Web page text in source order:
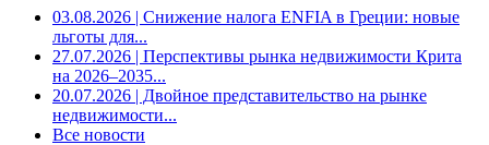
03.08.2026 | Снижение налога ENFIA в Греции: новые
льготы для...
27.07.2026 | Перспективы рынка недвижимости Крита
на 2026–2035...
20.07.2026 | Двойное представительство на рынке
недвижимости...
Все новости